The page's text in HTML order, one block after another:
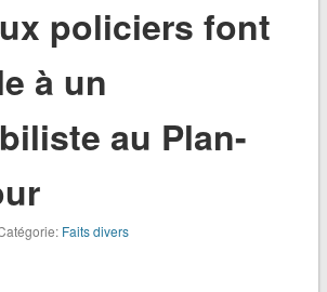
policiers font
à un
au Plan-
Faits divers